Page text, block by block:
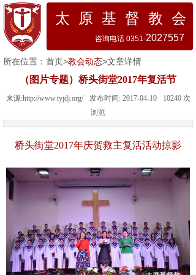
太 原 基 督 教 会
咨询电话 0351-2027557
所在位置： 首页>教会动态>文章详情
（图片专题）桥头街堂2017年复活节
来源:http://www.tyjdj.org/ 发布时间: 2017-04-10 10240 次
浏览
桥头街堂2017年庆贺救主复活活动掠影